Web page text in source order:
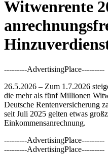
Witwenrente
---------AdvertisingPlace---------
26.5.2026 – Zum 1.7.2026
die mehr als fünf Millionen
Deutsche Rentenversicherung
seit Juli 2025 gelten etwas
Einkommensanrechnung.
---------AdvertisingPlace---------
---------AdvertisingPlace---------